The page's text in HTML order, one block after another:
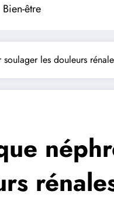
Bien-être
les douleurs